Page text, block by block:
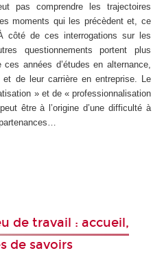
pas comprendre les trajectoires
moments qui les précèdent et, ce
côté de ces interrogations sur les
questionnements portent plus
années d’études en alternance,
de leur carrière en entreprise. Le
» et de « professionnalisation
être à l’origine d’une difficulté à
de travail : accueil,
de savoirs